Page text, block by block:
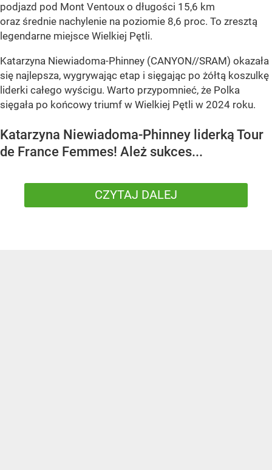
podjazd pod Mont Ventoux o długości 15,6 km
oraz średnie nachylenie na poziomie 8,6 proc. To zresztą
legendarne miejsce Wielkiej Pętli.
Katarzyna Niewiadoma-Phinney (CANYON//SRAM) okazała
się najlepsza, wygrywając etap i sięgając po żółtą koszulkę
liderki całego wyścigu. Warto przypomnieć, że Polka
sięgała po końcowy triumf w Wielkiej Pętli w 2024 roku.
Katarzyna Niewiadoma-Phinney liderką Tour
de France Femmes! Ależ sukces...
CZYTAJ DALEJ